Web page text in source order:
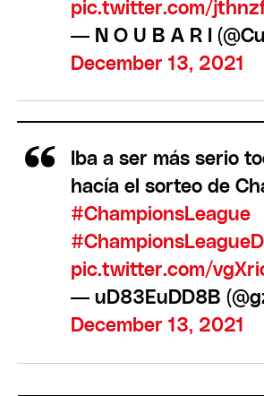
pic.twitter.com/
— N O U B A R I
December 13, 2021
Iba a ser más serio
hacía el sorteo de
#ChampionsLeague
pic.twitter.com/
— uD83EuDD8B
December 13, 2021